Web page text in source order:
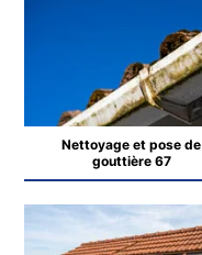
Nettoyage et pose de
gouttière 67